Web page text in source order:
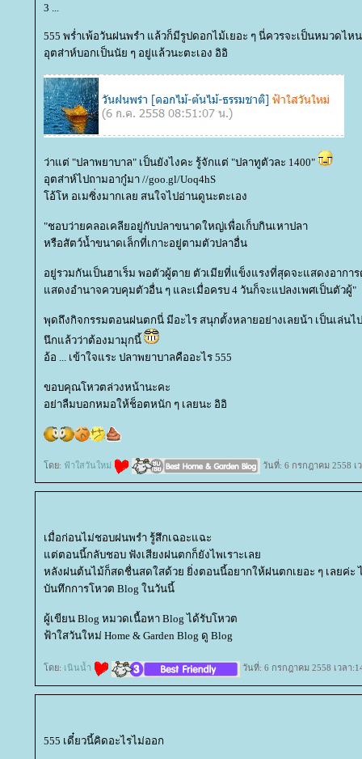
3 ...
555 พร่ำเพ้อวันฝนพรำ แล้วก็มีรูปดอกไม้เยอะ ๆ นี่ควรจะเป็นหมวดไห
อุตส่าห์บอกเป็นนัย ๆ อยู่แล้วนะตะเอง อิอิ
ว่าแต่ "ปลาพยาบาล" เป็นยังไงคะ รู้จักแต่ "ปลาทูตัวละ 1400"
อุตส่าห์ไปถามอากู๋มา //goo.gl/Uoq4hS
อ้โห อเมซิ่งมากเลย สนใจไปอ่านดูนะตะเอง
"ชอบว่ายคลอเคลียอยู่กับปลาขนาดใหญ่เพื่อเก็บกินเหาปลา
หรือสัตว์น้ำขนาดเล็กที่เกาะอยู่ตามตัวปลาอื่น
อยู่รวมกันเป็นฮาเร็ม พอตัวผู้ตาย ตัวเมียที่แข็งแรงที่สุดจะแสดงอากา
สดงอำนาจควบคุมตัวอื่น ๆ และเมื่อครบ 4 วันก็จะแปลงเพศเป็นตัวผู้"
พุดถึงกิจกรรมตอนฝนตกนี่ มีอะไร สนุกตั้งหลายอย่างเลยน้า เป็นเล่นไป
นึกแล้วว่าต้องมามุกนี้
อ้อ ... เข้าใจแระ ปลาพยาบาลคืออะไร 555
ขอบคุณโหวตล่วงหน้านะคะ
อย่าลืมบอกหมอให้ช็อตหนัก ๆ เลยนะ อิอิ
ดย: ฟ้าใสวันใหม่ วันที่: 6 กรกฎาคม 2558 เ
เมื่อก่อนไม่ชอบฝนพรำ รู้สึกเฉอะแฉะ
ต่ตอนนี้กลับชอบ ฟังเสียงฝนตกก็ยังไพเราะเล
หลังฝนต้นไม้ก็สดชื่นสดใสด้วย ยิ่งตอนนี้อยากให้ฝนตกเยอะ ๆ เลยค่ะ
บันทึกการโหวต Blog ในวันนี้
ผู้เขียน Blog หมวดเนื้อหา Blog ได้รับโหวต
ฟ้าใสวันใหม่ Home & Garden Blog ดู Blog
ดย: เนินน้ำ วันที่: 6 กรกฎาคม 2558 เวลา
555 เดี๋ยวนี้คิดอะไรไม่ออก